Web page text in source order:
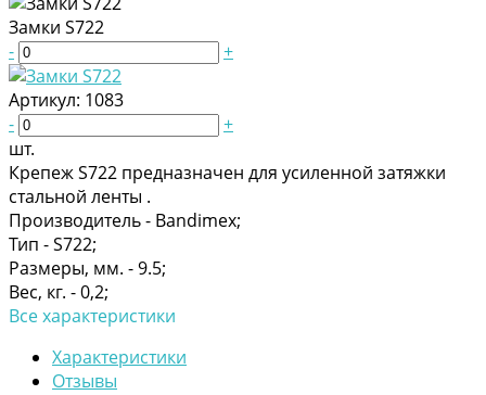
Замки S722
-
+
Артикул: 1083
-
+
шт.
Крепеж S722 предназначен для усиленной затяжки
стальной ленты .
Производитель - Bandimex;
Тип -S722;
Размеры, мм. -9.5;
Вес, кг. -0,2;
Все характеристики
Характеристики
Отзывы